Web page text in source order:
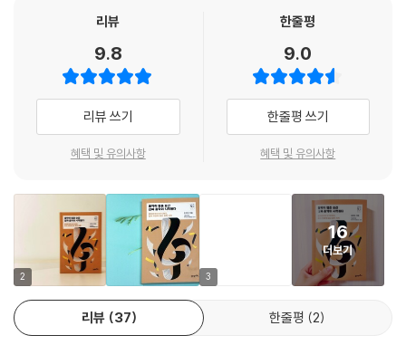
니체의 음악미학에서 특히 주목되는 점은, 음악을 이성적·합리적으로 접
근하기보다는 주관적·감성적으로 접근했다는 것이다. 디오니소스적 음악
은 인간을 신비한 자기표현의 상태로 이끌고, 자기표현을 극대화할 수 있
게 한다. 디오니소스의 황홀이 인간에게 도취의 초월적 차원을 열어준 것
이다. 이로써 니체는 이성을 넘어서서 인간의 충동성에 긍정적 가치를 부
여하였다. 그리고 이러한 새로운 인식을 토대로 미적 가치나 미적 판단을
전적으로 인간 중심적인 가치이자 판단으로, 인간의 생리적 조건들에 의해
있다. 아름답다고 판단하는 것은 그 대상이 아름다운 속성을 지니고 있어
서가 아니라 오히려 주체의 주관적 판단 때문이며, 이때 주체는 도취 상태
에 있어야 한다고 니체는 말한다. 주체가 도취 상태에서 에너지 상승의 느
낌을 경험함으로써 아름다움을 경험할 수 있다는 것이다. 이는 개념과 언
어에 갇혀 객관성이라는 절대 원칙의 테두리 안에 있었던 전통적 미학에서
벗어난 ‘주관성의 미학’을 대변하며, 예술을 인식의 한 도구로 보는 입장에
서 벗어난 ‘향유로서의 미학’을 보여준다. 이러한 측면에서 니체의 미학은
들리지 않는 멜로디는 더욱 아름답다!”
음악은 소리의 예술이다. 아름다운 멜로디를 듣는 순간 마음에서 또 다른
세계가 펼쳐지며 우리는 감동을 느낀다. 그러나 시인 키이츠는 말한다. “들
리는 멜로디는 아름답지만, 들리지 않는 멜로디가 더욱 아름답다”라고. 소
가 펼쳐진다. 음악이 멈춘 순간 진짜 음악이 시작되는 것이다. 이 책은 바로
이러한 소리 이면의 음악, 그 속에 존재하는 철학 세계를 탐구한다.
음악에 대한 철학적 사유는 오랜 역사 속에서 나타났고, 그 철학들은 음악
전반에 큰 영향을 미쳤다. 고대 그리스의 피타고라스 천체음악론이 음악의
감각적 특성 이면에 담긴 의미를 드러내는 형이상학적 접근의 출발이 되었
다면, 플라톤과 아리스토텔레스의 논의는 음악의 의미를 확고히 해준 ‘모
리뷰
9.8
리뷰 쓰기
혜택 및 유의사항
한줄평
9.0
한줄평 쓰기
혜택 및 유의사항
2 3
16
더보기
리뷰 37 한줄평 2